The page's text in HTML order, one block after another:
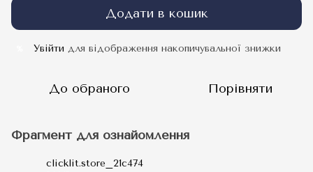
Додати в кошик
Увійти для відображення накопичувальної знижки
До обраного Порівняти
Фрагмент для ознайомлення
clicklit.store_21c474